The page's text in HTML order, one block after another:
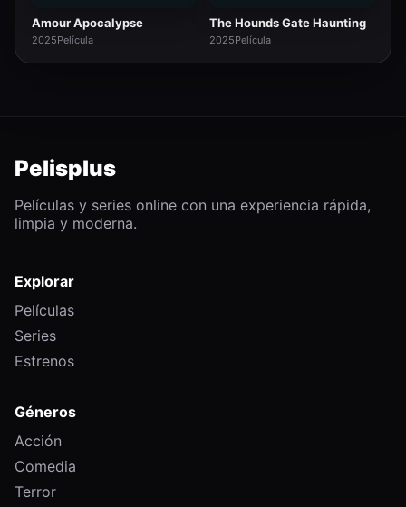
Amour Apocalypse
2025Película
The Hounds Gate Haunting
2025Película
Pelisplus
Películas y series online con una experiencia rápida,
limpia y moderna.
Explorar
Películas
Series
Estrenos
Géneros
Acción
Comedia
Terror